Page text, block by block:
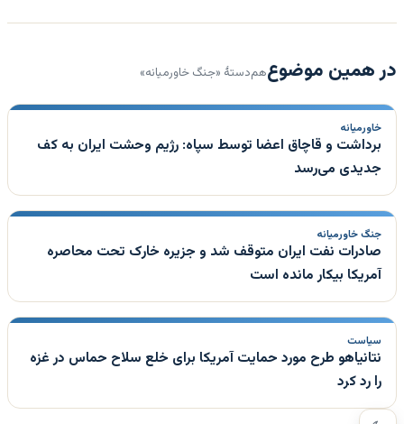
در همین موضوعهم‌دستهٔ «جنگ خاورمیانه»
خاورمیانه
برداشت و قاچاق اعضا توسط سپاه: رژیم وحشت ایران به کف
جدیدی می‌رسد
جنگ خاورمیانه
صادرات نفت ایران متوقف شد و جزیره خارک تحت محاصره
آمریکا بیکار مانده است
سیاست
نتانیاهو طرح مورد حمایت آمریکا برای خلع سلاح حماس در غزه
را رد کرد